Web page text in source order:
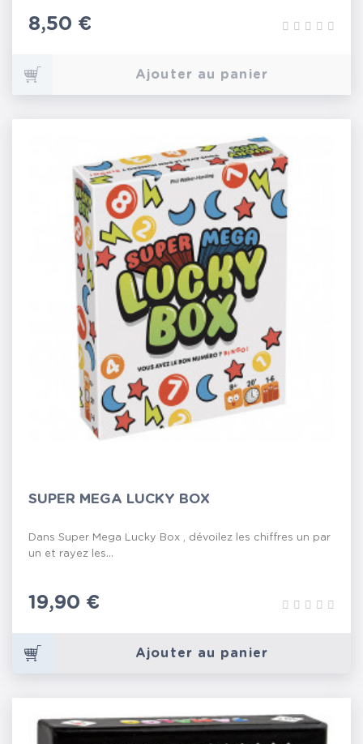
Prix
8,50 €
Ajouter au panier
SUPER MEGA LUCKY BOX
Dans Super Mega Lucky Box , dévoilez les chiffres un par
un et rayez les...
Prix
19,90 €
Ajouter au panier